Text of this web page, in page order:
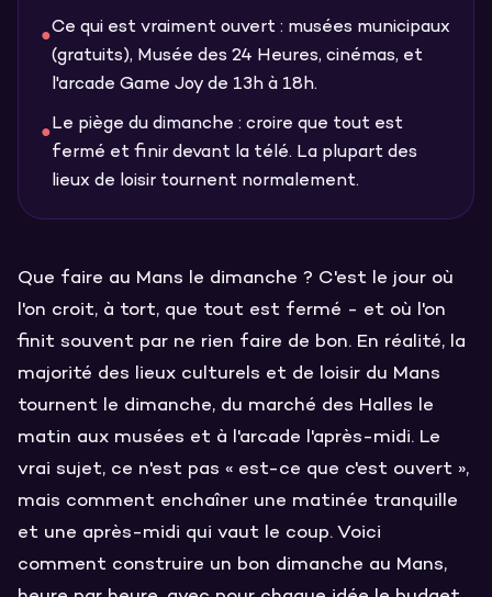
●Ce qui est vraiment ouvert : musées municipaux
(gratuits), Musée des 24 Heures, cinémas, et
l'arcade Game Joy de 13h à 18h.
●Le piège du dimanche : croire que tout est
fermé et finir devant la télé. La plupart des
lieux de loisir tournent normalement.
Que faire au Mans le dimanche ? C'est le jour où
l'on croit, à tort, que tout est fermé - et où l'on
finit souvent par ne rien faire de bon. En réalité, la
majorité des lieux culturels et de loisir du Mans
tournent le dimanche, du marché des Halles le
matin aux musées et à l'arcade l'après-midi. Le
vrai sujet, ce n'est pas « est-ce que c'est ouvert »,
mais comment enchaîner une matinée tranquille
et une après-midi qui vaut le coup. Voici
comment construire un bon dimanche au Mans,